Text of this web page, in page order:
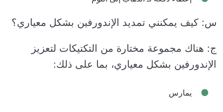
س: كيف يمكنني تمديد الإندورفين بشكل معياري؟
ج: هناك مجموعة مختارة من التكتيكات لتعزيز
الإندورفين بشكل معياري، بما على ذلك:
يمارس